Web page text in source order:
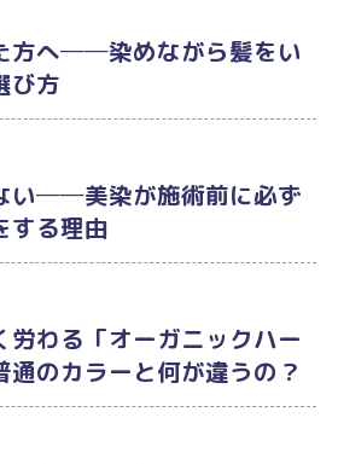
方へ──染めながら髪をい
び方
い──美染が施術前に必ず
する理由
労わる「オーガニックハー
通のカラーと何が違うの？